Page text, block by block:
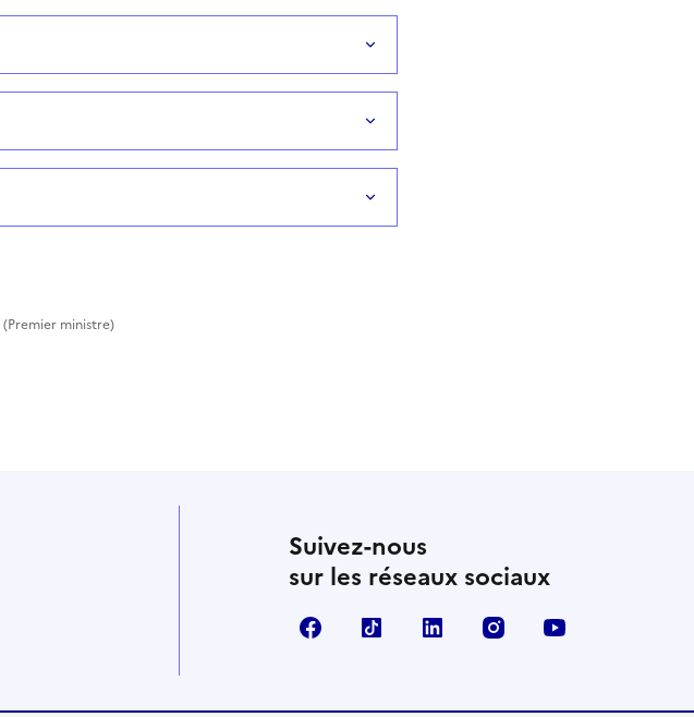
ministre)
Suivez-nous
sur les réseaux sociaux
FacebookTikTok LinkedIn Instagram